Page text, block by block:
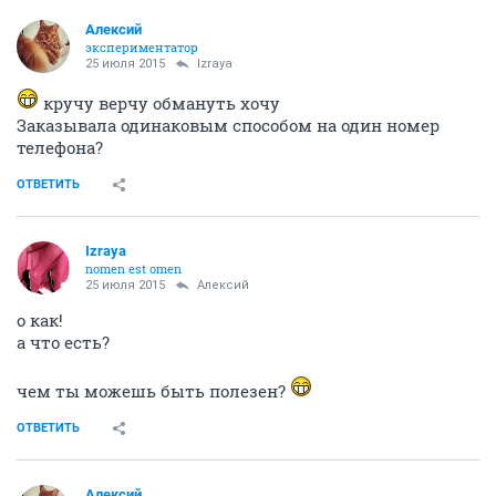
Алексий
экспериментатор
25 июля 2015 Izraya
кручу верчу обмануть хочу
Заказывала одинаковым способом на один номер
телефона?
ОТВЕТИТЬ
Izraya
nomen est omen
25 июля 2015 Алексий
о как!
а что есть?
чем ты можешь быть полезен?
ОТВЕТИТЬ